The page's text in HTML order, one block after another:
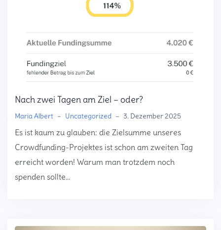
Nach zwei Tagen am Ziel – oder?
Maria Albert – Uncategorized – 3. Dezember 2025
Es ist kaum zu glauben: die Zielsumme unseres
Crowdfunding-Projektes ist schon am zweiten Tag
erreicht worden! Warum man trotzdem noch
spenden sollte…